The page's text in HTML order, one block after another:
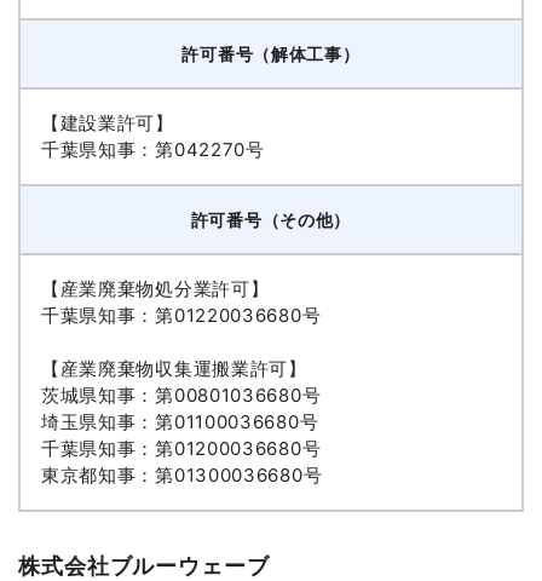
許可番号（解体工事）
【建設業許可】
千葉県知事：第042270号
許可番号（その他）
【産業廃棄物処分業許可】
千葉県知事：第01220036680号
【産業廃棄物収集運搬業許可】
茨城県知事：第00801036680号
埼玉県知事：第01100036680号
千葉県知事：第01200036680号
東京都知事：第01300036680号
株式会社ブルーウェーブ